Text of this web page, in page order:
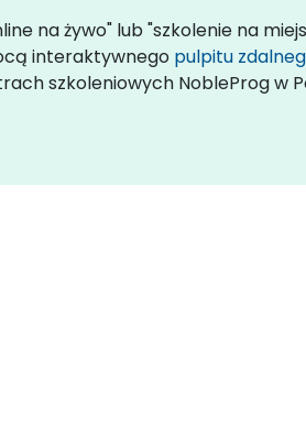
na żywo" lub "szkolenie na
interaktywnego pulpitu
szkoleniowych NobleProg w